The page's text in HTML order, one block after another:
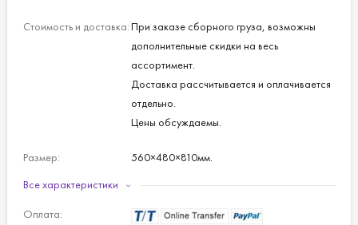
Стоимость и доставка:При заказе сборного груза, возможны
дополнительные скидки на весь
ассортимент.
Доставка рассчитывается и оплачивается
отдельно.
Цены обсуждаемы.
Размер: 560×480×810мм.
Объем чаши:
Все характеристики
Оплата: